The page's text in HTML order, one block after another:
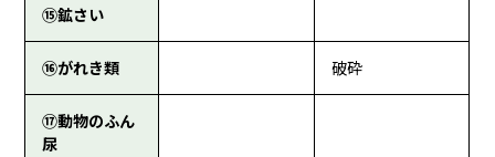
⑮鉱さい
⑯がれき類 破砕
⑰動物のふん
尿